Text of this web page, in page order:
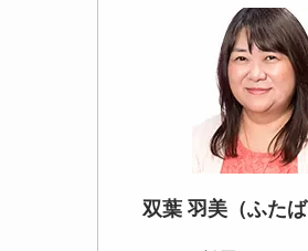
双葉 羽美（ふたば